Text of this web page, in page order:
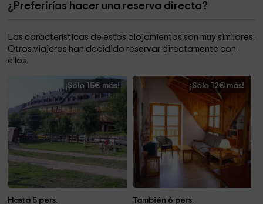
¿Preferirías hacer una reserva directa?
Las características de estos alojamientos son muy similares.
Otros viajeros han decidido reservar directamente con
ellos.
¡Sólo 15€ más!
Hasta 5 pers.
¡Sólo 12€ más!
También 6 pers.